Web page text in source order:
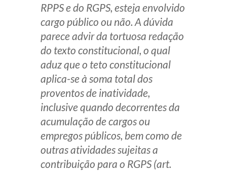
RPPS e do RGPS, esteja envolvido
cargo público ou não. A dúvida
parece advir da tortuosa redação
do texto constitucional, o qual
aduz que o teto constitucional
aplica-se à soma total dos
proventos de inatividade,
inclusive quando decorrentes da
acumulação de cargos ou
empregos públicos, bem como de
outras atividades sujeitas a
contribuição para o RGPS (art.